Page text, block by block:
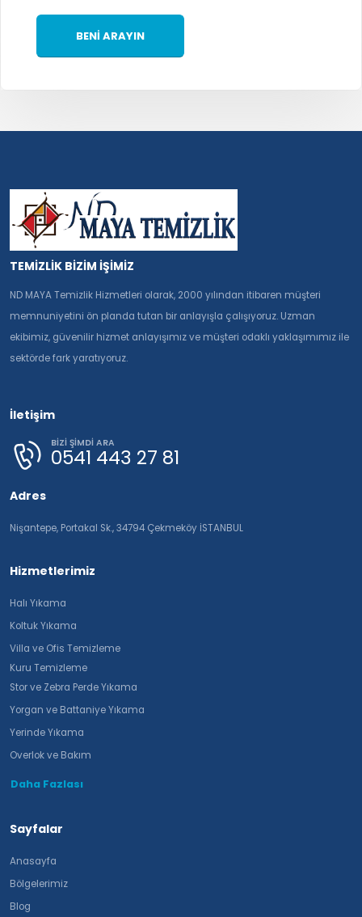
BENİ ARAYIN
TEMİZLİK BİZİM İŞİMİZ
ND MAYA Temizlik Hizmetleri olarak, 2000 yılından itibaren müşteri
memnuniyetini ön planda tutan bir anlayışla çalışıyoruz. Uzman
ekibimiz, güvenilir hizmet anlayışımız ve müşteri odaklı yaklaşımımız ile
sektörde fark yaratıyoruz.
İletişim
BİZİ ŞİMDİ ARA
0541 443 27 81
Adres
Nişantepe, Portakal Sk., 34794 Çekmeköy İSTANBUL
Hizmetlerimiz
Halı Yıkama
Koltuk Yıkama
Villa ve Ofis Temizleme
Kuru Temizleme
Stor ve Zebra Perde Yıkama
Yorgan ve Battaniye Yıkama
Yerinde Yıkama
Overlok ve Bakım
Daha Fazlası
Sayfalar
Anasayfa
Bölgelerimiz
Blog